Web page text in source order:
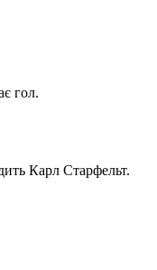
гол.
Карл Старфельт.